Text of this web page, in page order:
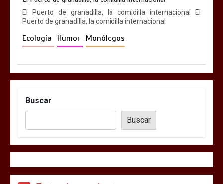
El Puerto de granadilla, la comidilla internacional El
Puerto de granadilla, la comidilla internacional
Ecología Humor Monólogos
Buscar
Buscar